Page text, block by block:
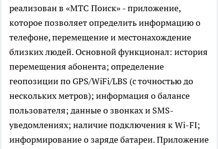
реализован в «МТС Поиск» - приложение,
которое позволяет определить информацию о
телефоне, перемещение и местонахождение
близких людей. Основной функционал: история
перемещения абонента; определение
геопозиции по GPS/WiFi/LBS (с точностью до
нескольких метров); информация о балансе
пользователя; данные о звонках и SMS-
уведомлениях; наличие подключения к Wi-FI;
информирование о заряде батареи. Приложение